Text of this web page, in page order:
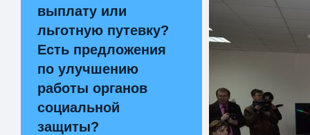
выплату или
льготную путевку?
Есть предложения
по улучшению
работы органов
социальной
защиты?